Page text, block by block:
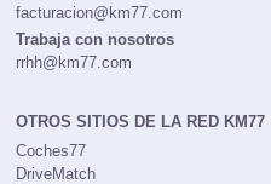
facturacion@km77.com
Trabaja con nosotros
rrhh@km77.com
OTROS SITIOS DE LA RED KM77
Coches77
DriveMatch